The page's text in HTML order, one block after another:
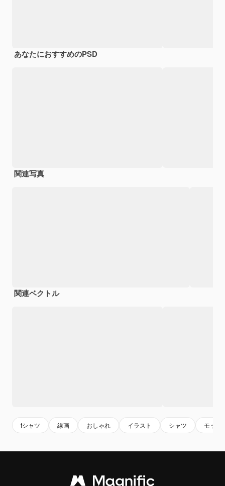
あなたにおすすめのPSD
関連写真
関連ベクトル
tシャツ 線画 おしゃれ イラスト シャツ モック